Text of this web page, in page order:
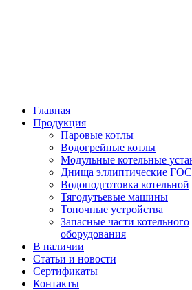
Главная
Продукция
Паровые котлы
Водогрейные котлы
Модульные котельные
Днища эллиптические
Водоподготовка котельной
Тягодутьевые машины
Топочные устройства
Запасные части котельного
оборудования
В наличии
Статьи и новости
Сертификаты
Контакты